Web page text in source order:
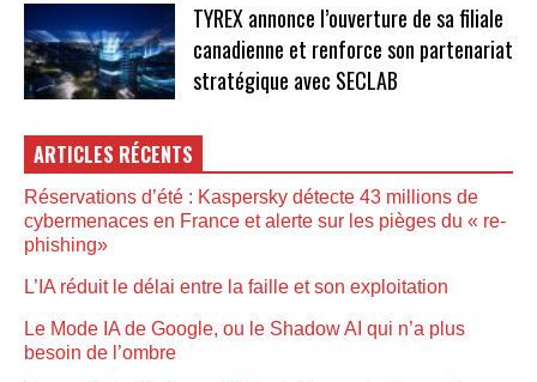
TYREX annonce l’ouverture de sa filiale
canadienne et renforce son partenariat
stratégique avec SECLAB
ARTICLES RÉCENTS
Réservations d’été : Kaspersky détecte 43 millions de
cybermenaces en France et alerte sur les pièges du « re-
phishing»
L’IA réduit le délai entre la faille et son exploitation
Le Mode IA de Google, ou le Shadow AI qui n’a plus
besoin de l’ombre